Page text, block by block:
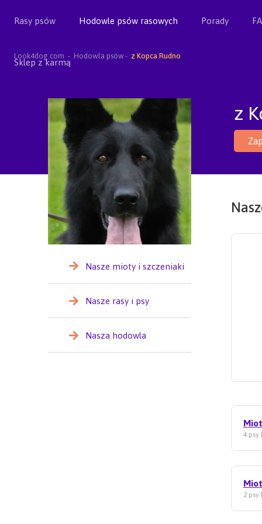
Rasy psów Hodowle psów rasowych Porady
Sklep z karmą
Look4dog.com Hodowla psów z Kopca Rudno
z
Nasze mioty i szczeniaki
Nasze rasy i psy
Nasza hodowla
4 psy
2 psy